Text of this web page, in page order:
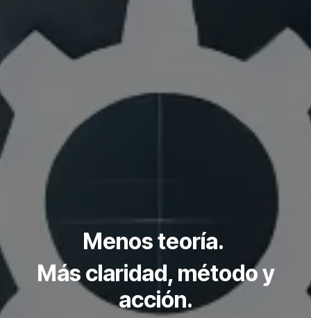
Menos teoría.
Más claridad, método y
acción.​